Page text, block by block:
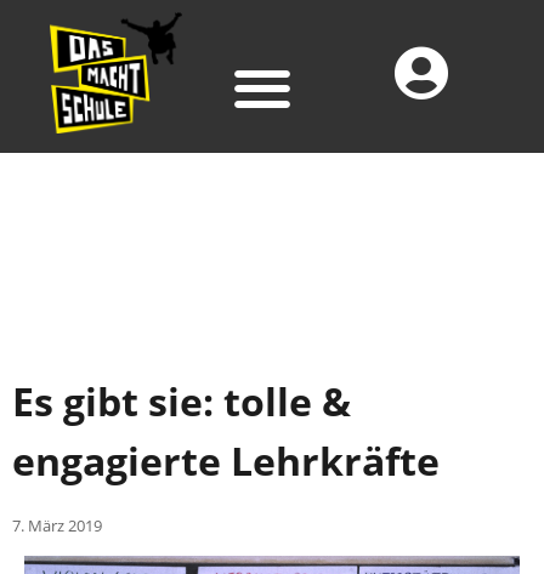
Es gibt sie: tolle &
engagierte Lehrkräfte
7. März 2019